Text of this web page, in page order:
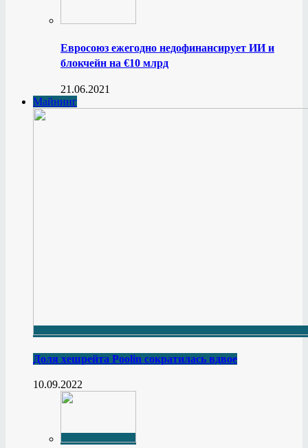
Евросоюз ежегодно недофинансирует ИИ и
блокчейн на €10 млрд
21.06.2021
Майнинг
Доля хешрейта Poolin сократилась вдвое
10.09.2022